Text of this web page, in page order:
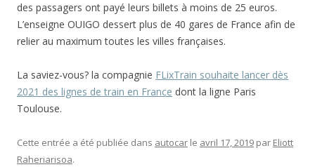
des passagers ont payé leurs billets à moins de 25 euros.
L’enseigne OUIGO dessert plus de 40 gares de France afin de
relier au maximum toutes les villes françaises.
La saviez-vous? la compagnie FLixTrain souhaite lancer dès
2021 des lignes de train en France dont la ligne Paris
Toulouse.
Cette entrée a été publiée dans autocar le avril 17, 2019 par Eliott
Raheriarisoa.